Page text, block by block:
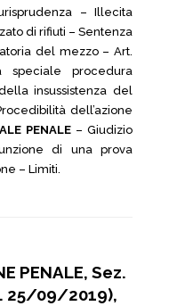
– Illecita
di rifiuti – Sentenza
del mezzo – Art.
speciale procedura
insussistenza del
dell’azione
PENALE– Giudizio
di una prova
– Limiti.
PENALE, Sez.
25/09/2019),